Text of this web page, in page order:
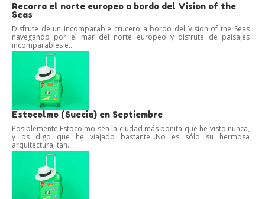
Recorra el norte europeo a bordo del Vision of the
Seas
Disfrute de un incomparable crucero a bordo del Vision of the Seas
navegando por el mar del norte europeo y disfrute de paisajes
incomparables e...
Estocolmo (Suecia) en Septiembre
Posiblemente Estocolmo sea la ciudad más bonita que he visto nunca,
y os digo que he viajado bastante…No es sólo su hermosa
arquitectura, tan...